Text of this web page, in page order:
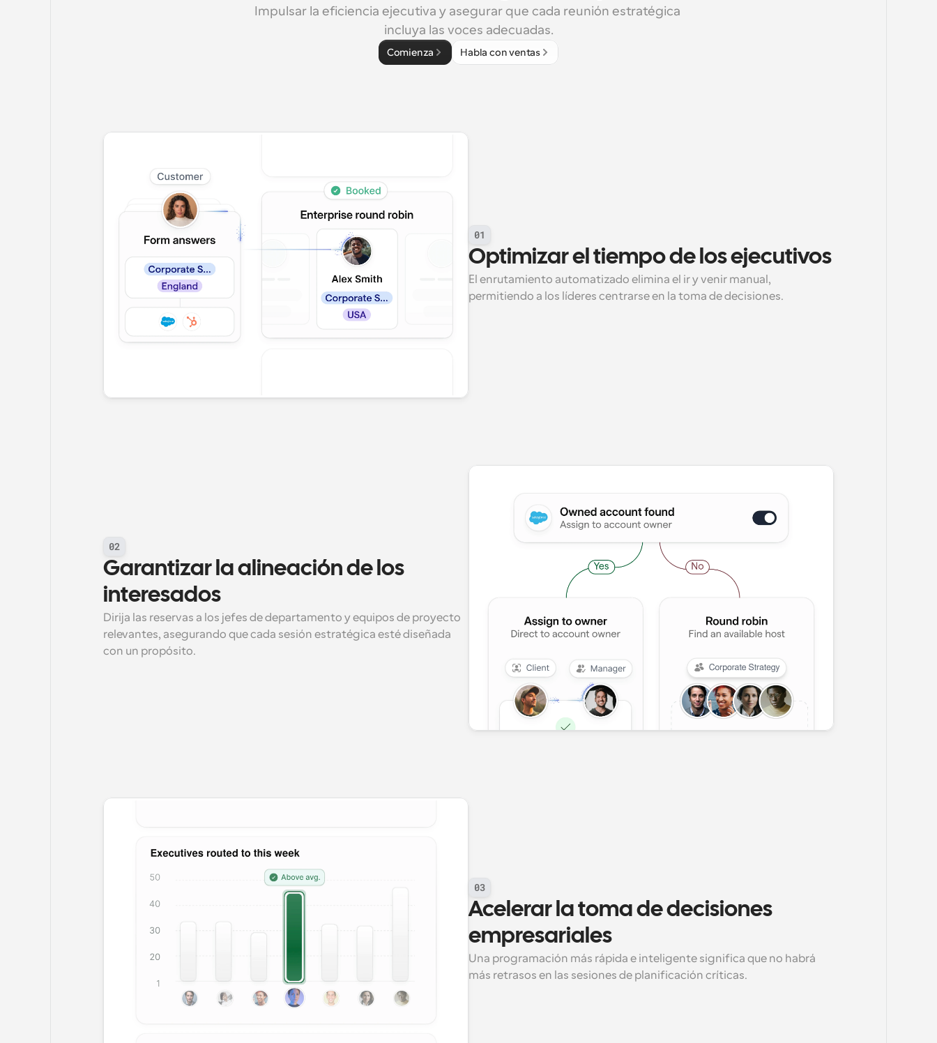
Impulsar la eficiencia ejecutiva y asegurar que cada reunión estratégica
incluya las voces adecuadas.
Comienza Habla con ventas
01
Optimizar el tiempo de los ejecutivos
El enrutamiento automatizado elimina el ir y venir manual,
permitiendo a los líderes centrarse en la toma de decisiones.
02
Garantizar la alineación de los
interesados
Dirija las reservas a los jefes de departamento y equipos de proyecto
relevantes, asegurando que cada sesión estratégica esté diseñada
con un propósito.
03
Acelerar la toma de decisiones
empresariales
Una programación más rápida e inteligente significa que no habrá
más retrasos en las sesiones de planificación críticas.